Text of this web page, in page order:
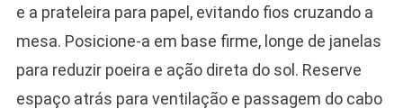
e a prateleira para papel, evitando fios cruzando a
mesa. Posicione-a em base firme, longe de janelas
para reduzir poeira e ação direta do sol. Reserve
espaço atrás para ventilação e passagem do cabo